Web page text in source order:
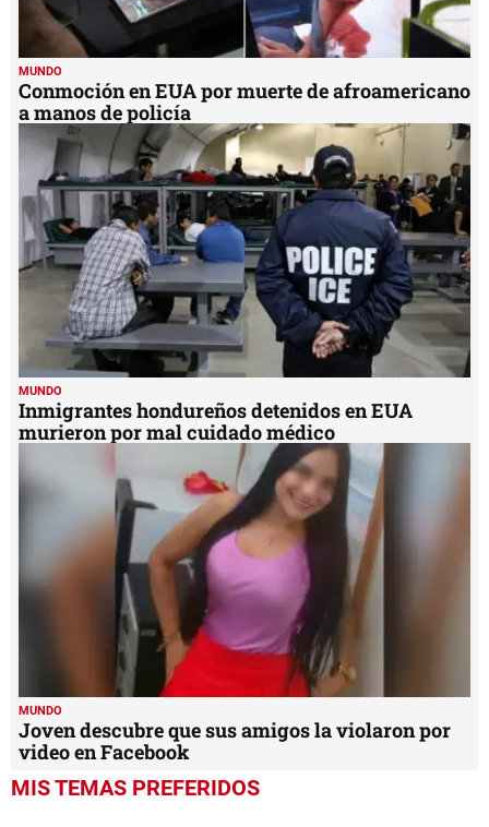
MUNDO
Conmoción en EUA por muerte de afroamericano
a manos de policía
MUNDO
Inmigrantes hondureños detenidos en EUA
murieron por mal cuidado médico
MUNDO
Joven descubre que sus amigos la violaron por
video en Facebook
MIS TEMAS PREFERIDOS